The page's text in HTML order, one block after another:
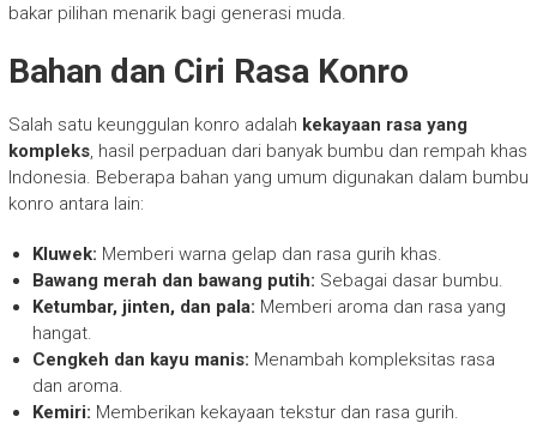
bakar pilihan menarik bagi generasi muda.
Bahan dan Ciri Rasa Konro
Salah satu keunggulan konro adalah kekayaan rasa yang
kompleks, hasil perpaduan dari banyak bumbu dan rempah khas
Indonesia. Beberapa bahan yang umum digunakan dalam bumbu
konro antara lain:
Kluwek: Memberi warna gelap dan rasa gurih khas.
Bawang merah dan bawang putih: Sebagai dasar bumbu.
Ketumbar, jinten, dan pala: Memberi aroma dan rasa yang
hangat.
Cengkeh dan kayu manis: Menambah kompleksitas rasa
dan aroma.
Kemiri: Memberikan kekayaan tekstur dan rasa gurih.